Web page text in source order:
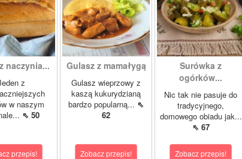
naczynia...
z
w naszym
⇖ 50
przepis!
Gulasz z mamałygą
Gulasz wieprzowy z
kaszą kukurydzianą
bardzo popularną... ⇖
62
Zobacz przepis!
Surówka z
ogórków...
Nic tak nie pasuje do
tradycyjnego,
domowego obiadu jak...
⇖ 67
Zobacz przepis!